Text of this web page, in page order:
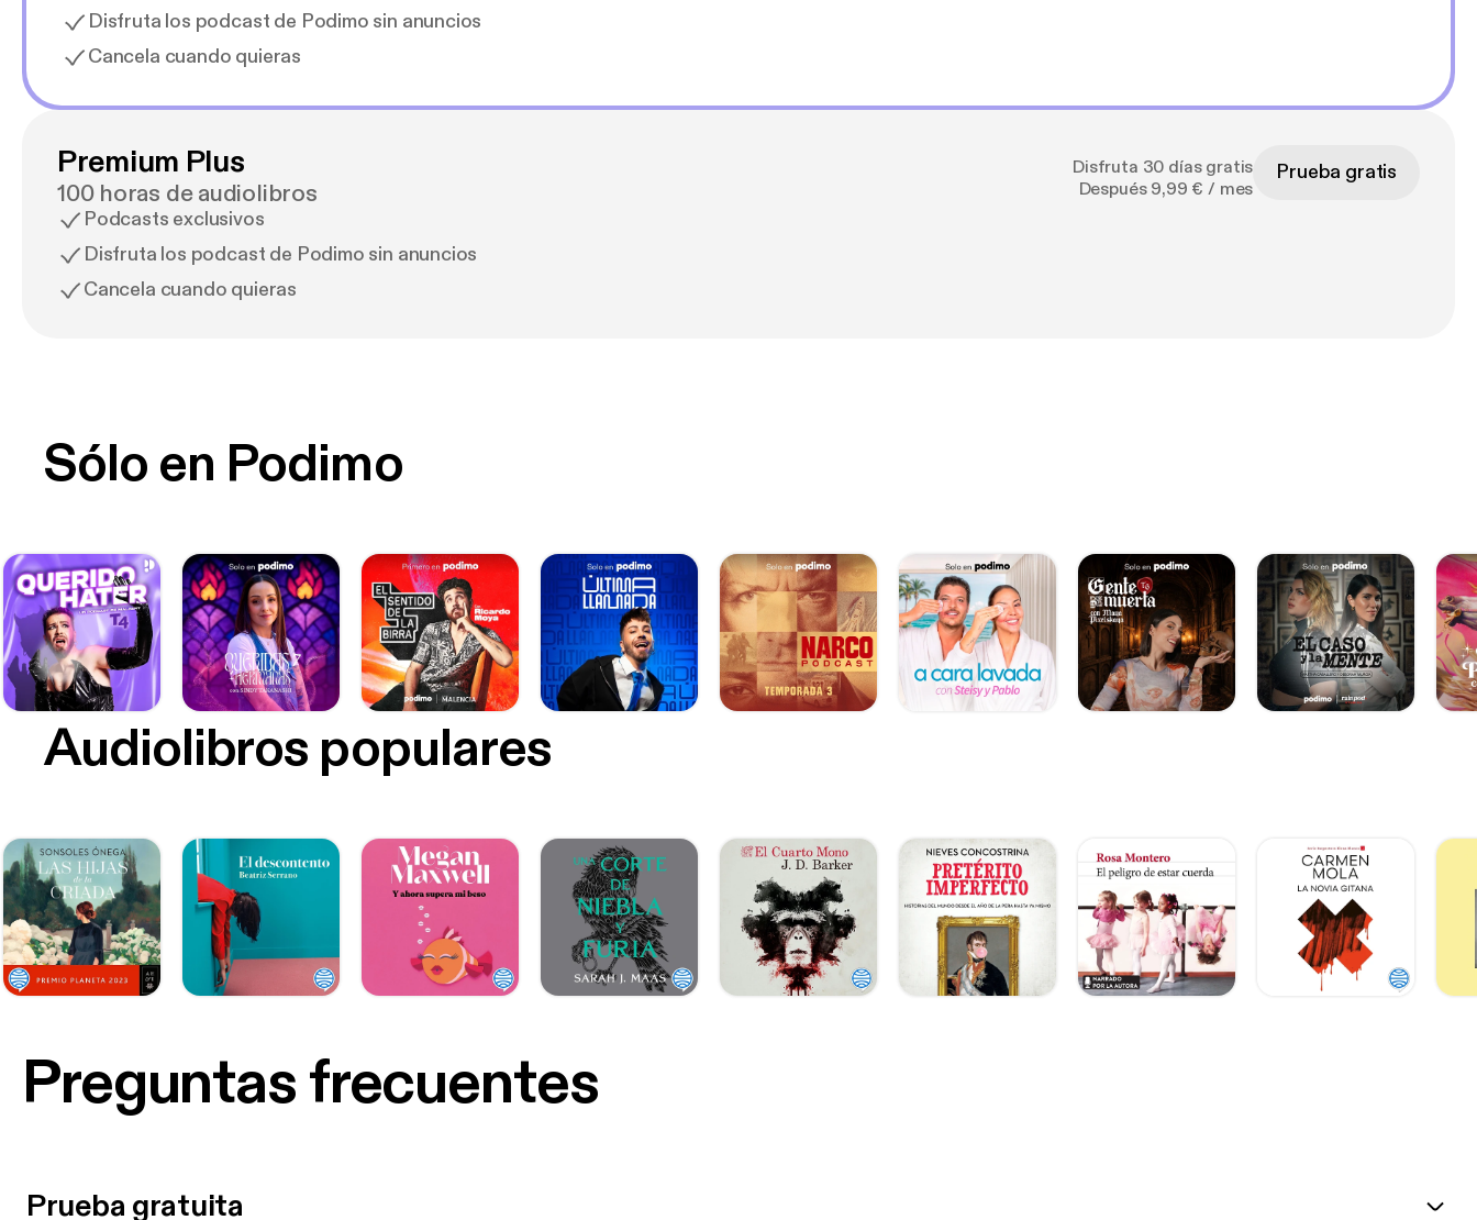
Disfruta los podcast de Podimo sin anuncios
Cancela cuando quieras
Premium Plus
100 horas de audiolibros
Podcasts exclusivos
Disfruta los podcast de Podimo sin anuncios
Cancela cuando quieras
Disfruta 30 días gratis
Después 9,99 € / mes
Prueba gratis
Sólo en Podimo
Audiolibros populares
Preguntas frecuentes
Prueba gratuita